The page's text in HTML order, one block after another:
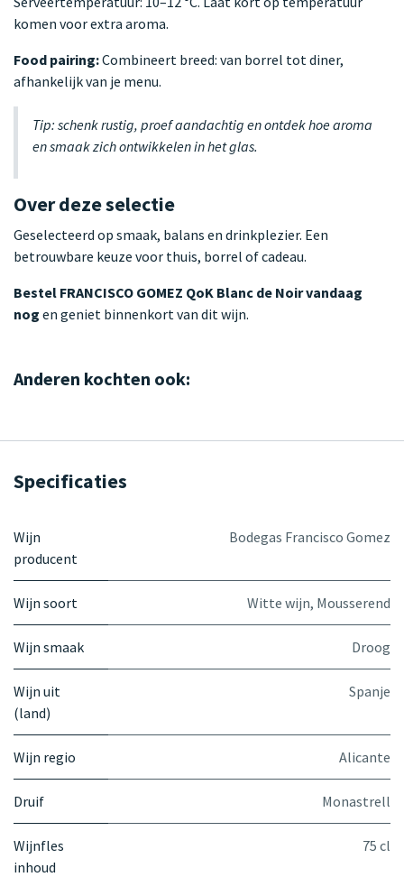
komen voor extra aroma.
Food pairing:Combineert breed: van borrel tot diner,
afhankelijk van je menu.
Tip: schenk rustig, proef aandachtig en ontdek hoe aroma
en smaak zich ontwikkelen in het glas.
Over deze selectie
Geselecteerd op smaak, balans en drinkplezier. Een
betrouwbare keuze voor thuis, borrel of cadeau.
Bestel FRANCISCO GOMEZ QoK Blanc de Noir vandaag
nog en geniet binnenkort van dit wijn.
Anderen kochten ook:
Specificaties
Wijn
producent
Bodegas Francisco Gomez
Wijn soort Witte wijn, Mousserend
Wijn smaak Droog
Wijn uit
(land)
Spanje
Wijn regio Alicante
Druif Monastrell
Wijnfles
inhoud
75 cl